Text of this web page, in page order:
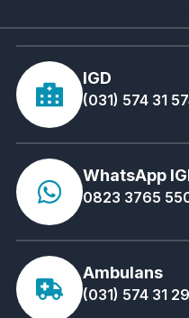
IGD
(031) 574 31
WhatsApp
0823 3765
Ambulans
(031) 574 31